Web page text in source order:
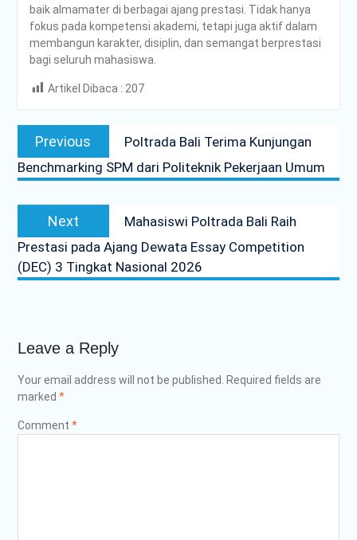
baik almamater di berbagai ajang prestasi. Tidak hanya
fokus pada kompetensi akademi, tetapi juga aktif dalam
membangun karakter, disiplin, dan semangat berprestasi
bagi seluruh mahasiswa.
Artikel Dibaca : 207
Post
navigation
Previous
post:
Poltrada Bali Terima Kunjungan
Benchmarking SPM dari Politeknik Pekerjaan Umum
Next
post:
Mahasiswi Poltrada Bali Raih
Prestasi pada Ajang Dewata Essay Competition
(DEC) 3 Tingkat Nasional 2026
Leave a Reply
Your email address will not be published.
Required fields are
marked *
Comment *